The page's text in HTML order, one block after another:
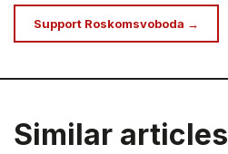
Support Roskomsvoboda →
Similar articles